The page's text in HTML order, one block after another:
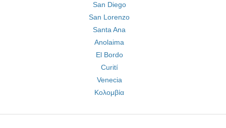
San Diego
San Lorenzo
Santa Ana
Anolaima
El Bordo
Curití
Venecia
Κολομβία